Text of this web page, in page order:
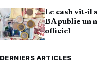
Le cash vit-il
BA publie un
officiel
DERNIERS ARTICLES